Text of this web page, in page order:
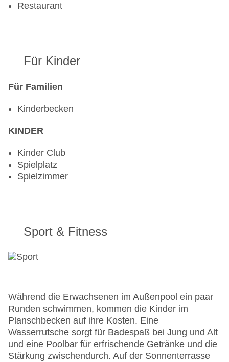
Restaurant
Für Kinder
Für Familien
Kinderbecken
KINDER
Kinder Club
Spielplatz
Spielzimmer
Sport & Fitness
Während die Erwachsenen im Außenpool ein paar
Runden schwimmen, kommen die Kinder im
Planschbecken auf ihre Kosten. Eine
Wasserrutsche sorgt für Badespaß bei Jung und Alt
und eine Poolbar für erfrischende Getränke und die
Stärkung zwischendurch. Auf der Sonnenterrasse